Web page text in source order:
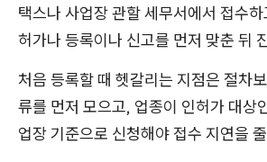
택스나 사업장 관할 세무서에서 접수
허가나 등록이나 신고를 먼저 맞춘 뒤
처음 등록할 때 헷갈리는 지점은 절차
류를 먼저 모으고, 업종이 인허가 대상
업장 기준으로 신청해야 접수 지연을